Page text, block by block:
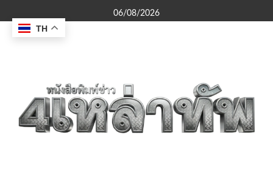
to
content
06/08/2026
TH